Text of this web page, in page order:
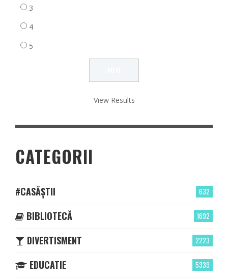
3
4
5
View Results
CATEGORII
632
#CASĂȘTII
1692
BIBLIOTECĂ
2223
DIVERTISMENT
5339
EDUCATIE